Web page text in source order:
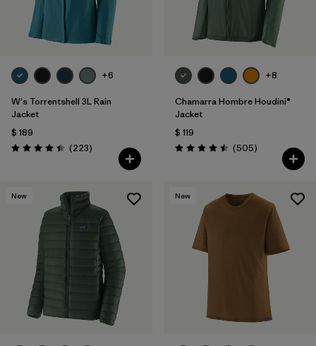
+6
W's Torrentshell 3L Rain
Jacket
$ 189
Valoración: 4.4 / 5
(223Comentarios
)
+8
Chamarra Hombre Houdini®
Jacket
$ 119
Valoración: 4.5 / 5
(505Comentarios
)
New New